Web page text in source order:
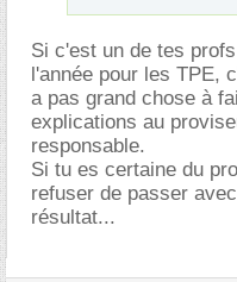
Si c'est un de tes
l'année pour les TPE,
a pas grand chose à
explications au
responsable.
Si tu es certaine du
refuser de passer
résultat...